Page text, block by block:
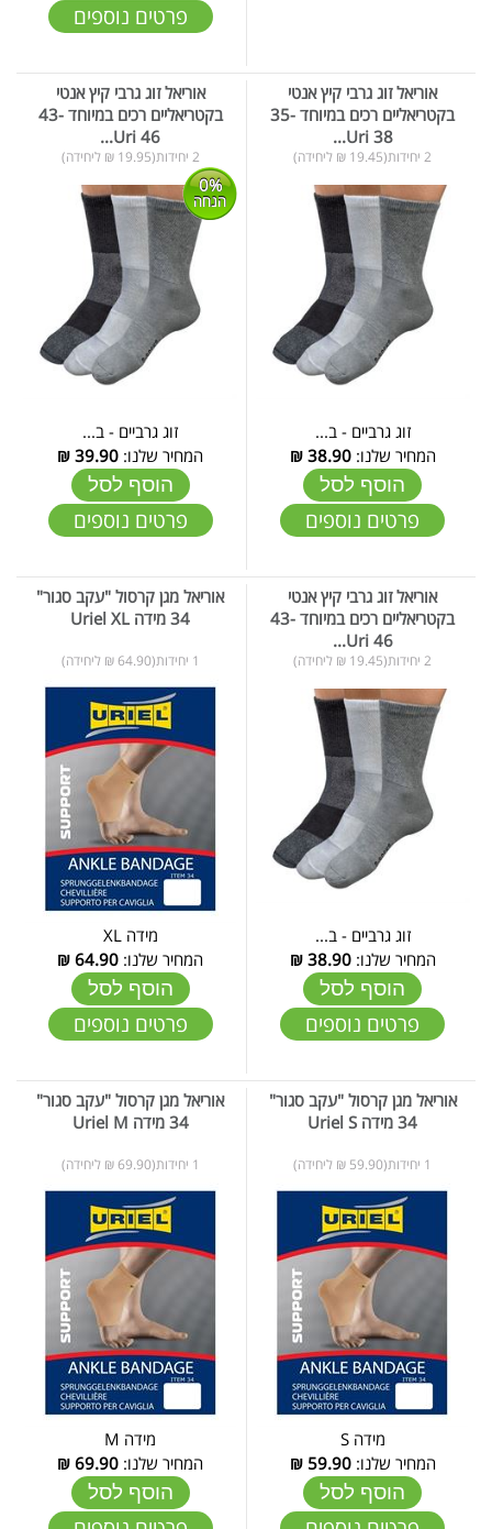
פרטים נוספים
אוריאל זוג גרבי קיץ אנטי
בקטריאליים רכים במיוחד 35-
38 Uri...
2 יחידות(19.45 ₪ ליחידה)
זוג גרביים - ב...
המחיר שלנו:38.90
₪
הוסף לסל
פרטים נוספים
אוריאל זוג גרבי קיץ אנטי
בקטריאליים רכים במיוחד 43-
46 Uri...
2 יחידות(19.95 ₪ ליחידה)
0%
הנחה
זוג גרביים - ב...
המחיר שלנו: 39.90
₪
הוסף לסל
פרטים נוספים
אוריאל זוג גרבי קיץ אנטי
בקטריאליים רכים במיוחד 43-
46 Uri...
2 יחידות(19.45 ₪ ליחידה)
זוג גרביים - ב...
המחיר שלנו:38.90
₪
הוסף לסל
פרטים נוספים
אוריאל מגן קרסול "עקב סגור"
34 מידה Uriel XL
1 יחידות(64.90 ₪ ליחידה)
מידה XL
המחיר שלנו: 64.90
₪
הוסף לסל
פרטים נוספים
אוריאל מגן קרסול "עקב סגור"
34 מידה Uriel S
1 יחידות(59.90 ₪ ליחידה)
מידה S
המחיר שלנו:59.90
₪
הוסף לסל
אוריאל מגן קרסול "עקב סגור"
34 מידה Uriel M
1 יחידות(69.90 ₪ ליחידה)
מידה M
המחיר שלנו: 69.90
₪
הוסף לסל